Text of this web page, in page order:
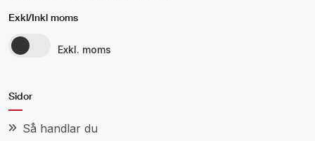
Exkl/Inkl moms
Exkl. moms
Sidor
Så handlar du